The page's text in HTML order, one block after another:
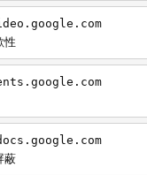
性
蔽